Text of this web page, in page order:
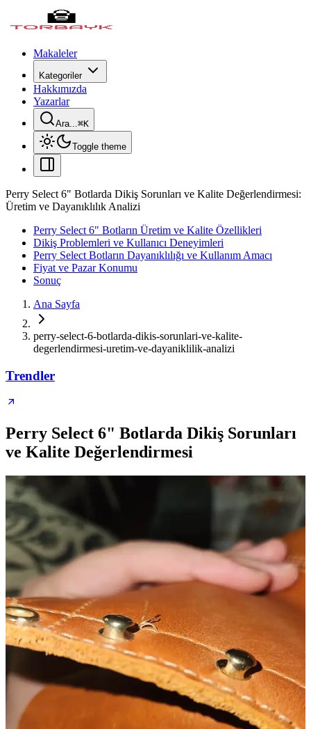
Makaleler
Kategoriler
Hakkımızda
Yazarlar
Ara...⌘K
Toggle theme
Perry Select 6" Botlarda Dikiş Sorunları ve Kalite Değerlendirmesi:
Üretim ve Dayanıklılık Analizi
Perry Select 6" Botların Üretim ve Kalite Özellikleri
Dikiş Problemleri ve Kullanıcı Deneyimleri
Perry Select Botların Dayanıklılığı ve Kullanım Amacı
Fiyat ve Pazar Konumu
Sonuç
Ana Sayfa
perry-select-6-botlarda-dikis-sorunlari-ve-kalite-
degerlendirmesi-uretim-ve-dayaniklilik-analizi
Trendler
Perry Select 6" Botlarda Dikiş Sorunları
ve Kalite Değerlendirmesi